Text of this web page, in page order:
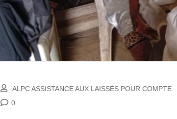
ALPC ASSISTANCE AUX LAISSÉS POUR COMPTE
0